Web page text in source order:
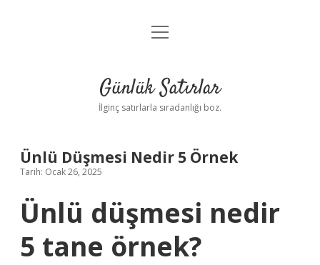
Anasayfa
Yasal Uyarı
menüyü
Günlük Satırlar
İlginç satırlarla sıradanlığı boz.
Ünlü Düşmesi Nedir 5 Örnek
Tarih: Ocak 26, 2025
Ünlü düşmesi nedir
5 tane örnek?